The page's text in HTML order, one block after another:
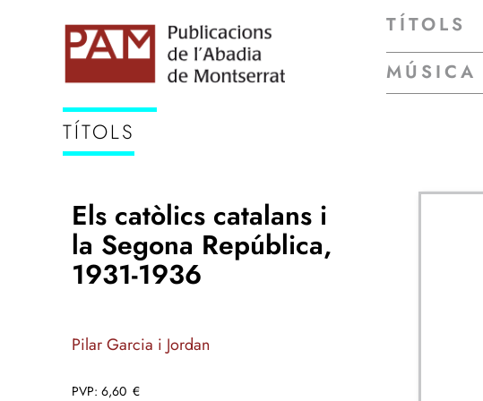
TÍTOLS
MÚSICA
TÍTOLS
Els catòlics catalans i
la Segona República,
1931-1936
Pilar Garcia i Jordan
6,60 €